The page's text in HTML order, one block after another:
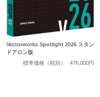
Vectorworks Spotlight 2026 スタン
ドアロン版
標準価格（税別）
476,000円